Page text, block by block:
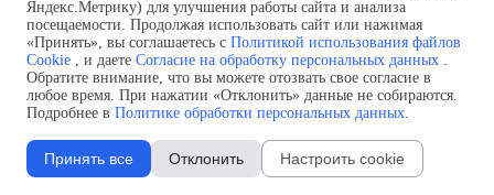
Обзор ИБП INVT RM 10-90 кВА
ИБП RM020/10X 380В, 20 кВА
ИБП RM040/10X 380В, 40 кВА
ИБП RM060/10X 380В, 60 кВА
ИБП RM090/15X 380В, 90 кВА
Модуль питания PM10X 10 кВА
Модуль питания PM15X 15 кВА
ИБП INVT RM 25-200 кВА
Обзор ИБП INVT RM 25-200 кВА
Яндекс.Метрику) для улучшения работы сайта и анализа
посещаемости. Продолжая использовать сайт или нажимая
«Принять», вы соглашаетесь с Политикой использования файлов
Cookie , и даете Согласие на обработку персональных данных .
Обратите внимание, что вы можете отозвать свое согласие в
любое время. При нажатии «Отклонить» данные не собираются.
Подробнее в Политике обработки персональных данных.
Принять все Отклонить Настроить cookie